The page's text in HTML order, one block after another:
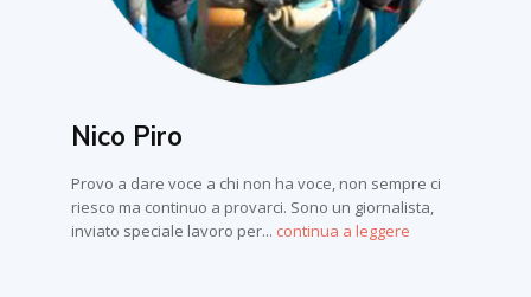
Nico Piro
Provo a dare voce a chi non ha voce, non sempre ci
riesco ma continuo a provarci. Sono un giornalista,
inviato speciale lavoro per... continua a leggere